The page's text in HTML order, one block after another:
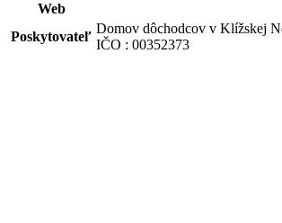
Web
Poskytovateľ
Domov dôchodcov v Klížskej
IČO : 00352373